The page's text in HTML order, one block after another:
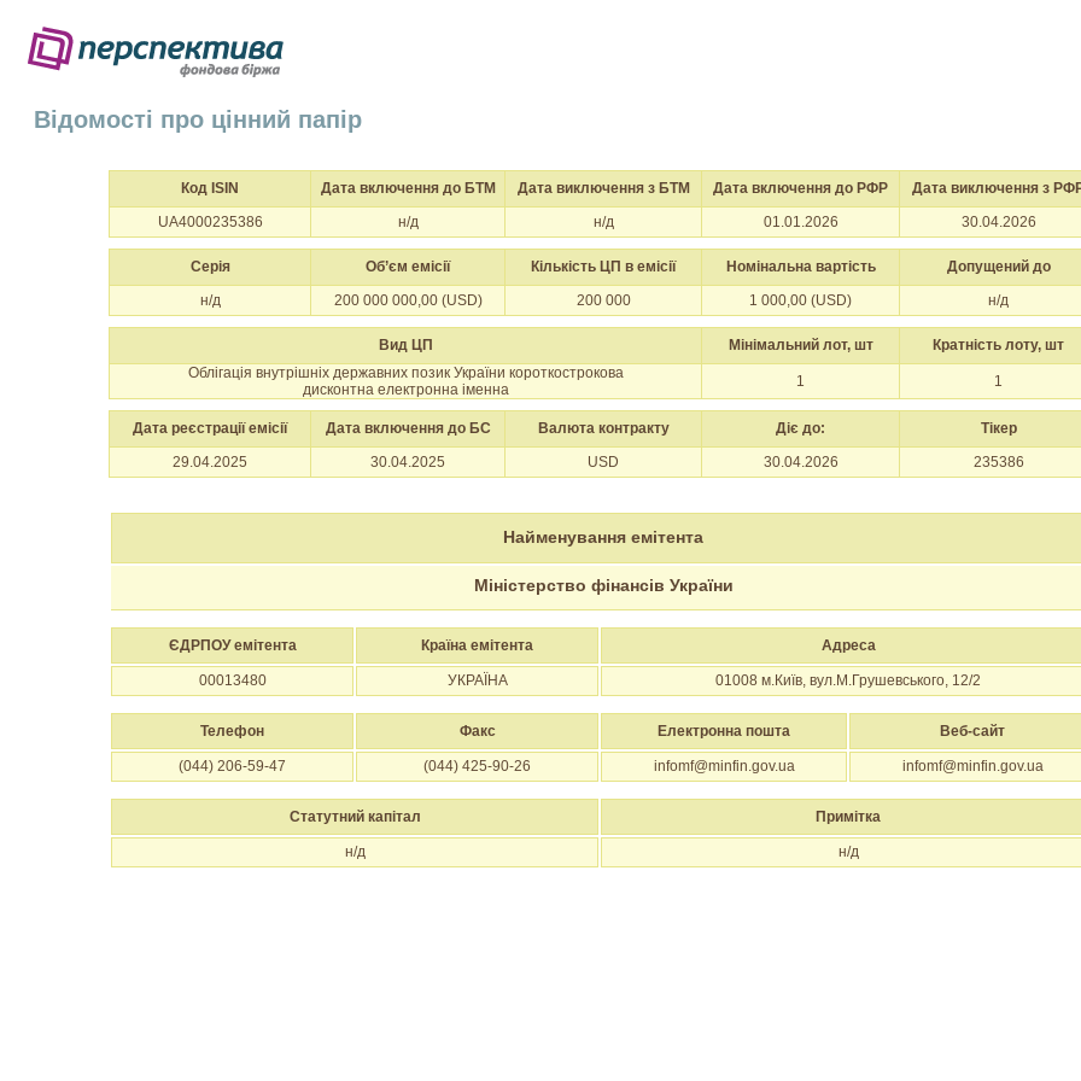
Відомості про цінний папір
Код ISIN Дата включення до БТМ Дата виключення з БТМ Дата включення до РФР
Дата виключення з
UA4000235386
н/д н/д 01.01.2026 30.04.2026
Серія Об’єм емісії Кількість ЦП в емісії Номінальна вартість
Допущений до
н/д
200 000 000,00 (USD) 200 000 1 000,00 (USD) н/д
Вид ЦП Мінімальний лот, шт
Кратність лоту, шт
Облігація внутрішніх державних позик України короткострокова
дисконтна електронна іменна
1 1
Дата реєстрації емісії Дата включення до БС Валюта контракту Діє до:
Тікер
29.04.2025
30.04.2025 USD 30.04.2026 235386
Найменування емітента
Міністерство фінансів України
ЄДРПОУ емітента Країна емітента Адреса
00013480 УКРАЇНА 01008 м.Київ, вул.М.Грушевського, 12/2
Телефон Факс Електронна пошта Веб-сайт
(044) 206-59-47 (044) 425-90-26 infomf@minfin.gov.ua infomf@minfin.gov.ua
Статутний капітал Примітка
н/д н/д